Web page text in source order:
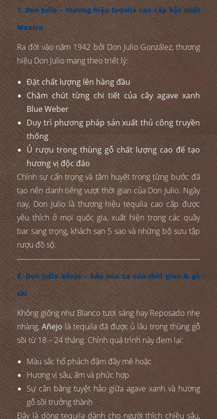
1. Don Julio – thương hiệu tequila cao cấp bậc nhất
Mexico
Ra đời vào năm 1942 bởi Don Julio González, thương
hiệu Don Julio mang theo triết lý:
Đặt chất lượng lên hàng đầu
Chăm chút từng chi tiết của cây agave xanh
Blue Weber
Duy trì phương pháp sản xuất thủ công truyền
thống
Ủ rượu trong thùng gỗ chất lượng cao để tạo
hương vị độc đáo
Chính sự cẩn trọng và tâm huyết trong từng bước đã
tạo nên danh tiếng vượt thời gian của Don Julio. Ngày
nay, Don Julio là thương hiệu tequila cao cấp được
yêu thích ở mọi quốc gia, xuất hiện trong các quầy
bar sang trọng, khách sạn 5 sao và những bộ sưu tập
rượu đồ sộ.
2. Don Julio Añejo – bản hòa ca của thời gian & gỗ
sồi
Không giống như Blanco tươi sáng hay Reposado nhẹ
nhàng,Añejolà tequila đã được ủ lâu trong thùng gỗ
sồi từ 18 – 24 tháng. Chính quá trình này đem lại:
Màu sắc hổ phách đậm đầy mê hoặc
Hương vị sâu, ấm và phức hợp
Sự cân bằng tuyệt hảo giữa agave xanh và hương
gỗ sồi trưởng thành
Đây là dòng tequila dành cho người thích chiều sâu,